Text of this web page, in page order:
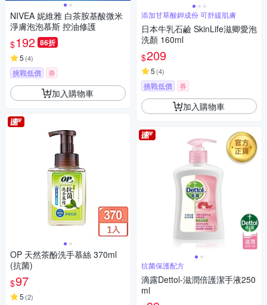
NIVEA 妮維雅 白茶胺基酸微米
淨膚泡泡慕斯 控油修護
$192 86折
5 (4)
挑戰低價 券
加入購物車
OP 天然茶酚洗手慕絲 370ml
(抗菌)
$97
5 (2)
添加甘草酸鉀成份 可舒緩肌膚
日本牛乳石鹼 SkinLife滋卿愛泡
洗顏 160ml
$209
5 (4)
挑戰低價 券
加入購物車
抗菌保護配方
滴露Dettol-滋潤倍護潔手液250
ml